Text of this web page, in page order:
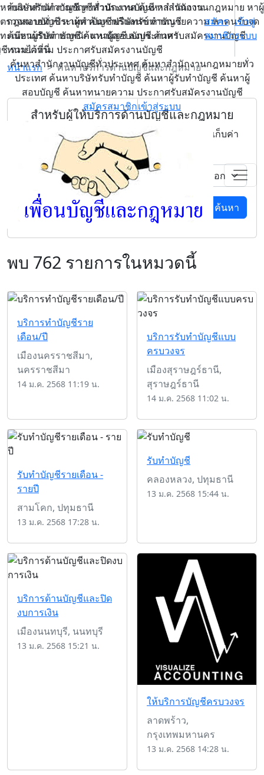
หาบริษัทรับทำบัญชี หาสำนักงานบัญชี หาสำนักงานกฎหมาย หาผู้
ตรวจสอบบัญชี หาผู้ทำบัญชีฟรีแลนซ์ หาทนายความ หาคนรับจด
ทะเบียนบริษัท หาพนักงานบัญชี ลงประกาศรับสมัครงานบัญชี
ค้นหาสำนักงานบัญชีทั่วประเทศ ค้นหาสำนักงาน
กฎหมายทั่วประเทศ ค้นหาบริษัทรับทำบัญชี
ค้นหาผู้รับทำบัญชี ค้นหาผู้สอบบัญชี ค้นหา
ทนายความ ประกาศรับสมัครงานบัญชี
สมัคร
สมาชิก
เข้าสู่
ระบบ
ค้นหาสำนักงานบัญชีทั่วประเทศ ค้นหาสำนักงานกฎหมายทั่ว
ประเทศ ค้นหาบริษัทรับทำบัญชี ค้นหาผู้รับทำบัญชี ค้นหาผู้
สอบบัญชี ค้นหาทนายความ ประกาศรับสมัครงานบัญชี
สมัครสมาชิกเข้าสู่ระบบ
วมไว้ที่นี่
หน้าแรก
ค้นหาบริการด้านบัญชีและกฎหมาย
สำหรับผู้ให้บริการด้านบัญชีและกฎหมาย
เราขอเชิญชวนทุกท่านมาลงประกาศได้ฟรี! ไม่เก็บค่า
คอมมิชชั่น! ไม่มีหักค่าใช้จ่ายและรายได้
ค้นหา
พบ 762 รายการในหมวดนี้
บริการทำบัญชีราย
เดือน/ปี
เมืองนครราชสีมา,
นครราชสีมา
14 ม.ค. 2568 11:19 น.
บริการรับทำบัญชีแบบ
ครบวงจร
เมืองสุราษฎร์ธานี,
สุราษฎร์ธานี
14 ม.ค. 2568 11:02 น.
รับทำบัญชีรายเดือน -
รายปี
สามโคก, ปทุมธานี
13 ม.ค. 2568 17:28 น.
รับทำบัญชี
คลองหลวง, ปทุมธานี
13 ม.ค. 2568 15:44 น.
บริการด้านบัญชีและปิด
งบการเงิน
เมืองนนทบุรี, นนทบุรี
13 ม.ค. 2568 15:21 น.
ให้บริการบัญชีครบวงจร
ลาดพร้าว,
กรุงเทพมหานคร
13 ม.ค. 2568 14:28 น.